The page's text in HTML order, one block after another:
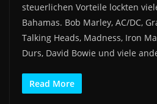
steuerlichen Vorteile lockten
Bahamas. Bob Marley, AC/DC,
Talking Heads, Madness, Iron
Durs, David Bowie und viele
Read More